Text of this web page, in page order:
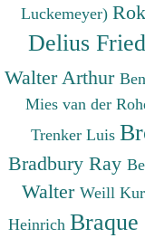
Luckemeyer)
Delius
Walter Arthur
Mies van der
Trenker Luis
Bradbury Ray
Walter Weill
Heinrich Braque